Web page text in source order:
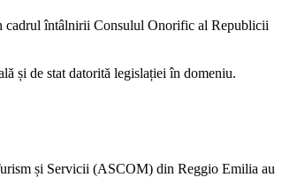
cadrul întâlnirii Consulul Onorific al Republicii
și de stat datorită legislației în domeniu.
și Servicii (ASCOM) din Reggio Emilia au